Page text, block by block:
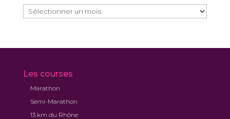
Archives
mensuelles
Les courses
Marathon
Semi-Marathon
13 km du Rhône